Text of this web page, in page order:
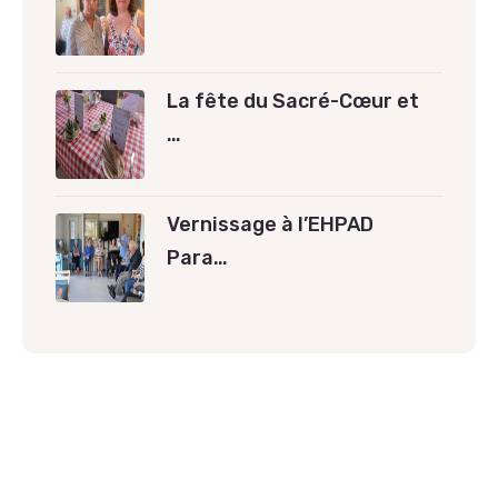
La fête du Sacré-Cœur et
…
Vernissage à l’EHPAD
Para…